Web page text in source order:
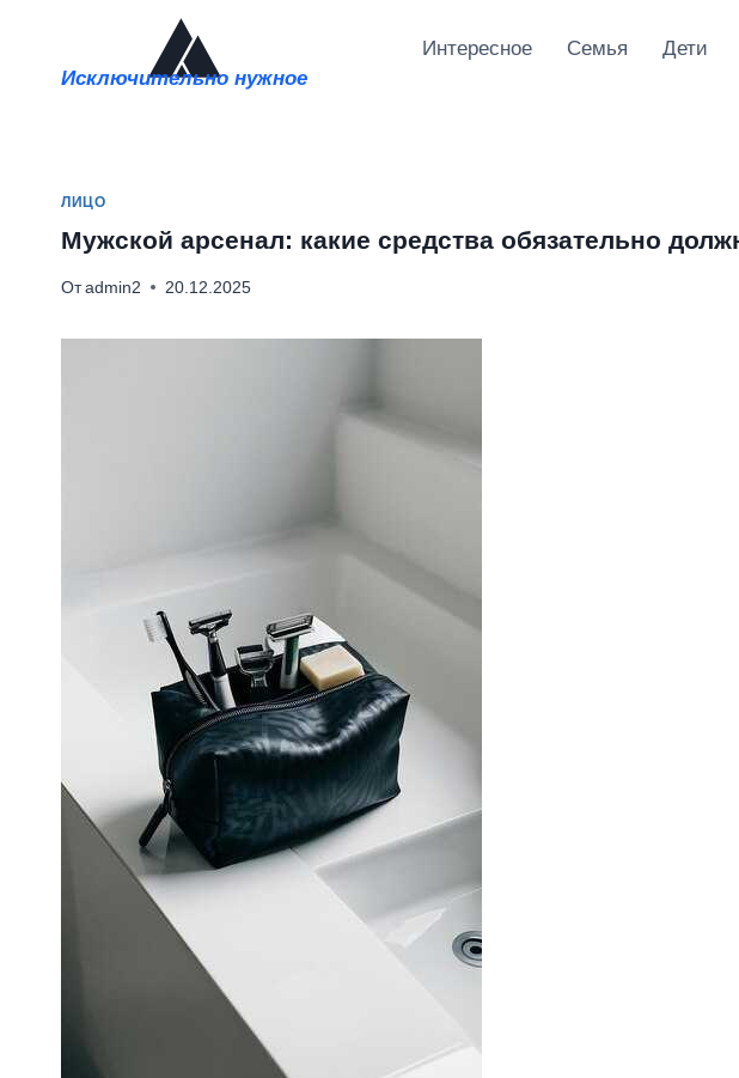
содержимому
Исключительно нужное
Интересное Семья Дети
ЛИЦО
Мужской арсенал: какие средства обязательно
От admin2 20.12.2025